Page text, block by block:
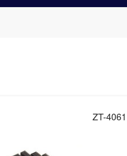
ZT-